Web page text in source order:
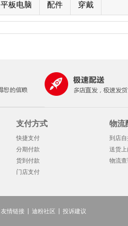
平板电脑 配件 穿戴
支付方式
快捷支付
分期付款
货到付款
门店支付
物流
到店
送货
物流
友情链接 迪粉社区 投诉建议